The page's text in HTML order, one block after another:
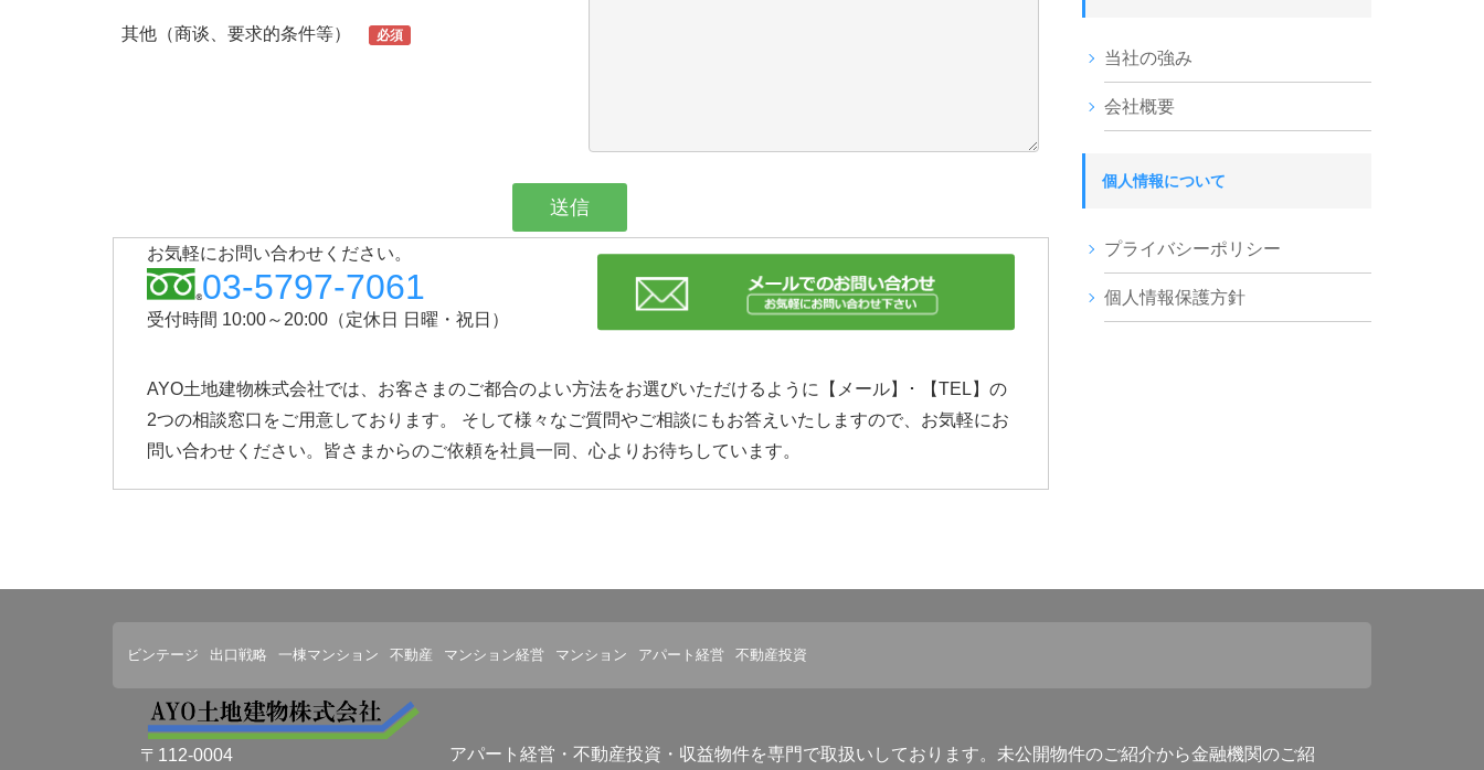
其他（商谈、要求的条件等） 必須
お気軽にお問い合わせください。
03-5797-7061
受付時間 10:00～20:00（定休日 日曜・祝日）
AYO土地建物株式会社では、お客さまのご都合のよい方法をお選びいただけるように【メール】･ 【TEL】の
2つの相談窓口をご用意しております。 そして様々なご質問やご相談にもお答えいたしますので、お気軽にお
問い合わせください。皆さまからのご依頼を社員一同、心よりお待ちしています。
当社の強み
会社概要
個人情報について
プライバシーポリシー
個人情報保護方針
ビンテージ 出口戦略 一棟マンション 不動産 マンション経営 マンション アパート経営 不動産投資
〒112-0004 アパート経営・不動産投資・収益物件を専門で取扱いしております。未公開物件のご紹介から金融機関のご紹